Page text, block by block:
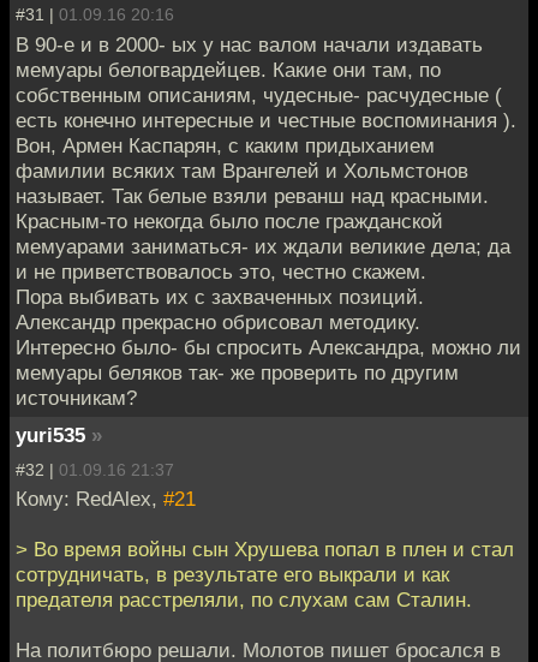
#31 | 01.09.16 20:16
В 90-е и в 2000- ых у нас валом начали издавать
мемуары белогвардейцев. Какие они там, по
собственным описаниям, чудесные- расчудесные (
есть конечно интересные и честные воспоминания ).
Вон, Армен Каспарян, с каким придыханием
фамилии всяких там Врангелей и Хольмстонов
называет. Так белые взяли реванш над красными.
Красным-то некогда было после гражданской
мемуарами заниматься- их ждали великие дела; да
и не приветствовалось это, честно скажем.
Пора выбивать их с захваченных позиций.
Александр прекрасно обрисовал методику.
Интересно было- бы спросить Александра, можно ли
мемуары беляков так- же проверить по другим
источникам?
yuri535 »
#32 | 01.09.16 21:37
Кому: RedAlex, #21
> Во время войны сын Хрушева попал в плен и стал
сотрудничать, в результате его выкрали и как
предателя расстреляли, по слухам сам Сталин.
На политбюро решали. Молотов пишет бросался в